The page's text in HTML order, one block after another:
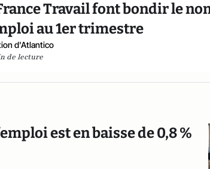
Travail font bondir le
au 1er trimestre
d'Atlantico
de lecture
est en baisse de 0,8 %